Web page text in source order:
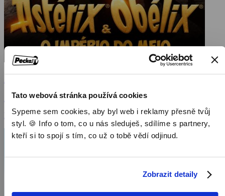
Tato webová stránka používá cookies
Sypeme sem cookies, aby byl web i reklamy přesně tvůj
styl. 🍪 Info o tom, co u nás sleduješ, sdílíme s partnery,
kteří si to spojí s tím, co už o tobě vědí odjinud.
Zobrazit detaily
2023, Francie, Belgie, 112 min
Filmy / Rodinné filmy / Komedie / Dobrodružné filmy / Dětský